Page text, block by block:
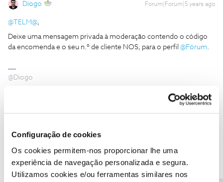
Configuração de cookies
Os cookies permitem-nos proporcionar lhe uma
experiência de navegação personalizada e segura.
Utilizamos cookies e/ou ferramentas similares nos
Diogo Forum|Forum|5 years ago
@TELM@,
Deixe uma mensagem privada à moderação contendo o código
da encomenda e o seu n.º de cliente NOS, para o perfil @Fórum.
@Diogo
E normal ainda não ter obtido resposta@Fórum?